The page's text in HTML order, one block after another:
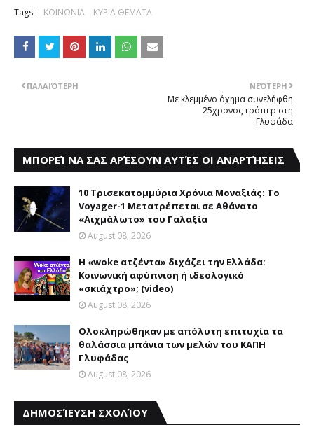
Tags: ΚΟΙΝΩΝΙΑ ΚΥΡΙΑ ΘΕΜΑΤΑ
ΝΕΌΤΕΡΗ
Με κλεμμένο όχημα συνελήφθη
25χρονος τράπερ στη
Γλυφάδα
ΠΑΛΑΙΌΤΕΡΗ
ΜΠΟΡΕΊ ΝΑ ΣΑΣ ΑΡΈΣΟΥΝ ΑΥΤΈΣ ΟΙ ΑΝΑΡΤΉΣΕΙΣ
10 Τρισεκατομμύρια Χρόνια Μοναξιάς: Το
Voyager-1 Μετατρέπεται σε Αθάνατο
«Αιχμάλωτο» του Γαλαξία
August 08, 2026
Η «woke ατζέντα» διχάζει την Ελλάδα:
Κοινωνική αφύπνιση ή ιδεολογικό
«σκιάχτρο»; (video)
August 08, 2026
Ολοκληρώθηκαν με απόλυτη επιτυχία τα
θαλάσσια μπάνια των μελών του KAΠH
Γλυφάδας
August 08, 2026
ΔΗΜΟΣΊΕΥΣΗ ΣΧΟΛΊΟΥ